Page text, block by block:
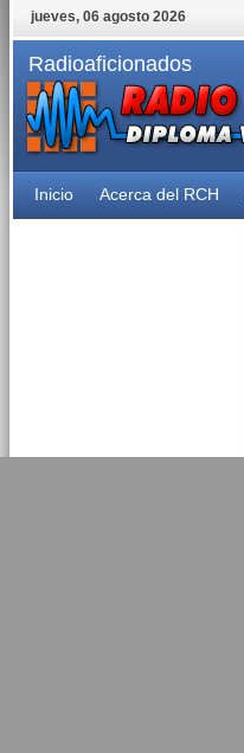
jueves, 06 agosto 2026
Radioaficionados
Inicio Acerca del RCH